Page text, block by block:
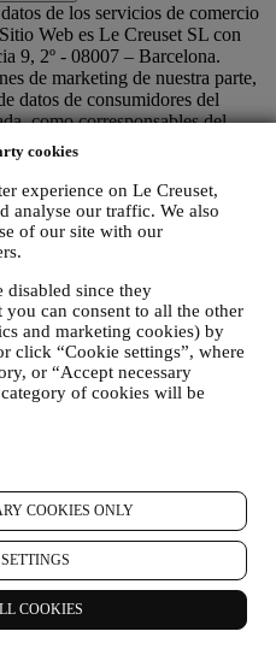
cookies
experience on Le Creuset,
analyse our traffic. We also
of our site with our
disabled since they
can consent to all the other
and marketing cookies) by
click “Cookie settings”, where
or “Accept necessary
of cookies will be
COOKIES ONLY
COOKIES
de los servicios de comercio
Web es Le Creuset SL con
9, 2º - 08007 – Barcelona.
de marketing de nuestra parte,
datos de consumidores del
como corresponsables del
Creuset Group AG, con
Baar, Zugo, 6340 Suiza (que ha
la UE a Le Creuset SL, con
en Paseo de Gracia 9, 2º,
a un acuerdo de
que
del cliente;
se benefician e implementan
de manera independiente
a nivel local (dentro de un
a atender las solicitudes
INFORMACIÓN?
LEGALES Es
algunos datos sobre usted
legales y otras
instrucciones recibidas de las
LE CREUSET